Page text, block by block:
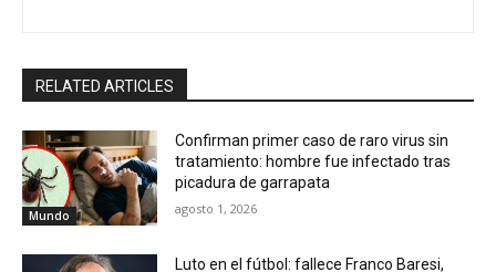
RELATED ARTICLES
Mundo
Confirman primer caso de raro virus sin
tratamiento: hombre fue infectado tras
picadura de garrapata
agosto 1, 2026
Luto en el fútbol: fallece Franco Baresi,